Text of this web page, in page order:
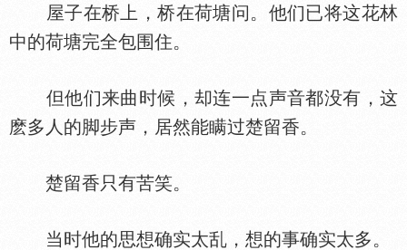
屋子在桥上，桥在荷塘问。他们已将这花林
中的荷塘完全包围住。
但他们来曲时候，却连一点声音都没有，这
麽多人的脚步声，居然能瞒过楚留香。
楚留香只有苦笑。
当时他的思想确实太乱，想的事确实太多。